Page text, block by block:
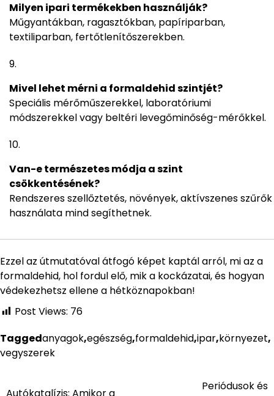
Milyen ipari termékekben használják?
Műgyantákban, ragasztókban, papíriparban,
textiliparban, fertőtlenítőszerekben.
Mivel lehet mérni a formaldehid szintjét?
Speciális mérőműszerekkel, laboratóriumi
módszerekkel vagy beltéri levegőminőség-mérőkkel.
Van-e természetes módja a szint
csökkentésének?
Rendszeres szellőztetés, növények, aktívszenes szűrők
használata mind segíthetnek.
Ezzel az útmutatóval átfogó képet kaptál arról, mi az a
formaldehid, hol fordul elő, mik a kockázatai, és hogyan
védekezhetsz ellene a hétköznapokban!
Post Views: 76
Taggedanyagok,egészség,formaldehid,ipar,környezet,
vegyszerek
Bejegyzés
Periódusok és